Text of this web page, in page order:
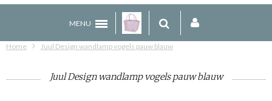
MENU
Home Juul Design wandlamp vogels pauw blauw
Juul Design wandlamp vogels pauw blauw